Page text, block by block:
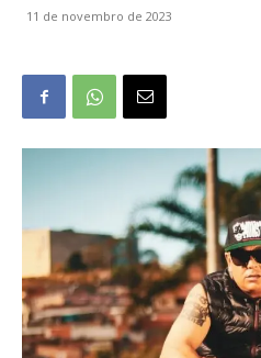
11 de novembro de 2023